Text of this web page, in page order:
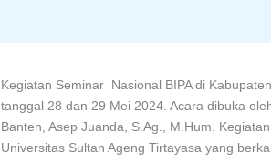
Kegiatan Seminar Nasional BIPA di
tanggal 28 dan 29 Mei 2024. Acara dibuka
Banten, Asep Juanda, S.Ag., M.Hum.
Universitas Sultan Ageng Tirtayasa yang